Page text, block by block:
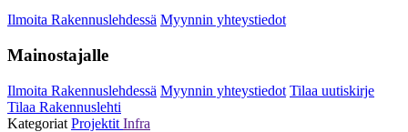
Ilmoita Rakennuslehdessä Myynnin yhteystiedot
Mainostajalle
Ilmoita Rakennuslehdessä Myynnin yhteystiedot Tilaa uutiskirje
Tilaa Rakennuslehti
Kategoriat Projektit Infra